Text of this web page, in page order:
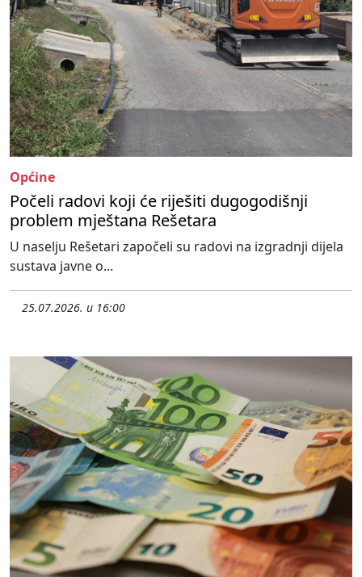
Općine
Počeli radovi koji će riješiti dugogodišnji
problem mještana Rešetara
U naselju Rešetari započeli su radovi na izgradnji dijela
sustava javne o...
25.07.2026. u 16:00